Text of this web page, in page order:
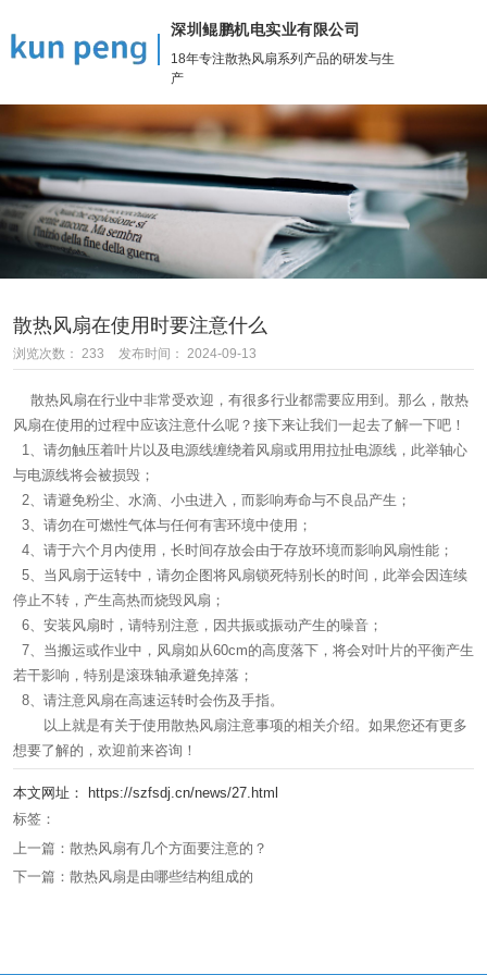
欢迎访问深圳鲲鹏机电实业有限公司！订购热线： 138-2339-7675
刘先生
深圳鲲鹏机电实业有限公司
18年专注散热风扇系列产品的研发与生
产
散热风扇在使用时要注意什么
浏览次数： 233 发布时间： 2024-09-13
散热风扇在行业中非常受欢迎，有很多行业都需要应用到。那么，散热
风扇在使用的过程中应该注意什么呢？接下来让我们一起去了解一下吧！
1、请勿触压着叶片以及电源线缠绕着风扇或用用拉扯电源线，此举轴心
与电源线将会被损毁；
2、请避免粉尘、水滴、小虫进入，而影响寿命与不良品产生；
3、请勿在可燃性气体与任何有害环境中使用；
4、请于六个月内使用，长时间存放会由于存放环境而影响风扇性能；
5、当风扇于运转中，请勿企图将风扇锁死特别长的时间，此举会因连续
停止不转，产生高热而烧毁风扇；
6、安装风扇时，请特别注意，因共振或振动产生的噪音；
7、当搬运或作业中，风扇如从60cm的高度落下，将会对叶片的平衡产生
若干影响，特别是滚珠轴承避免掉落；
8、请注意风扇在高速运转时会伤及手指。
以上就是有关于使用散热风扇注意事项的相关介绍。如果您还有更多
想要了解的，欢迎前来咨询！
本文网址： https://szfsdj.cn/news/27.html
标签：
上一篇： 散热风扇有几个方面要注意的？
下一篇： 散热风扇是由哪些结构组成的